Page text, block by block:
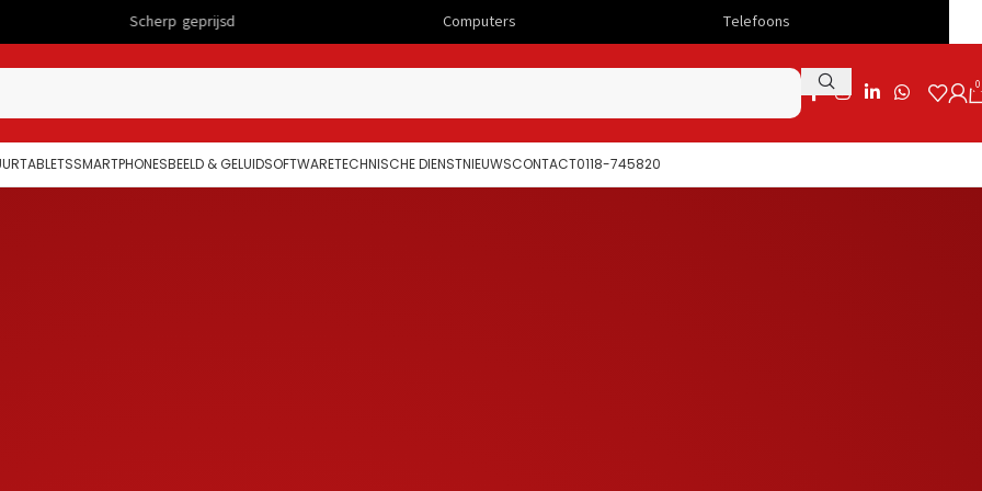
0
TABLETSSMARTPHONESBEELD & GELUIDSOFTWARETECHNISCHE DIENSTNIEUWSCONTACT0118-745820